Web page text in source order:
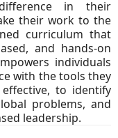
in their
their work to the
curriculum that
and hands-on
individuals
with the tools they
to identify
problems, and
leadership.